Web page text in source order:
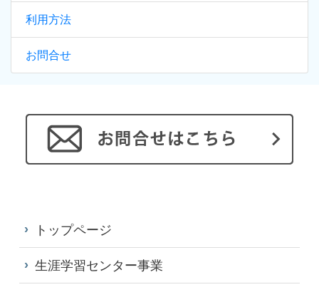
利用方法
お問合せ
トップページ
生涯学習センター事業